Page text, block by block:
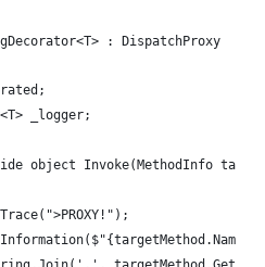
: DispatchProxy
_logger;
object Invoke(MethodInfo